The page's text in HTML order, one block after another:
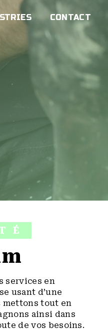
CONTACT
services en
usant d’une
mettons tout en
ainsi dans
de vos besoins.